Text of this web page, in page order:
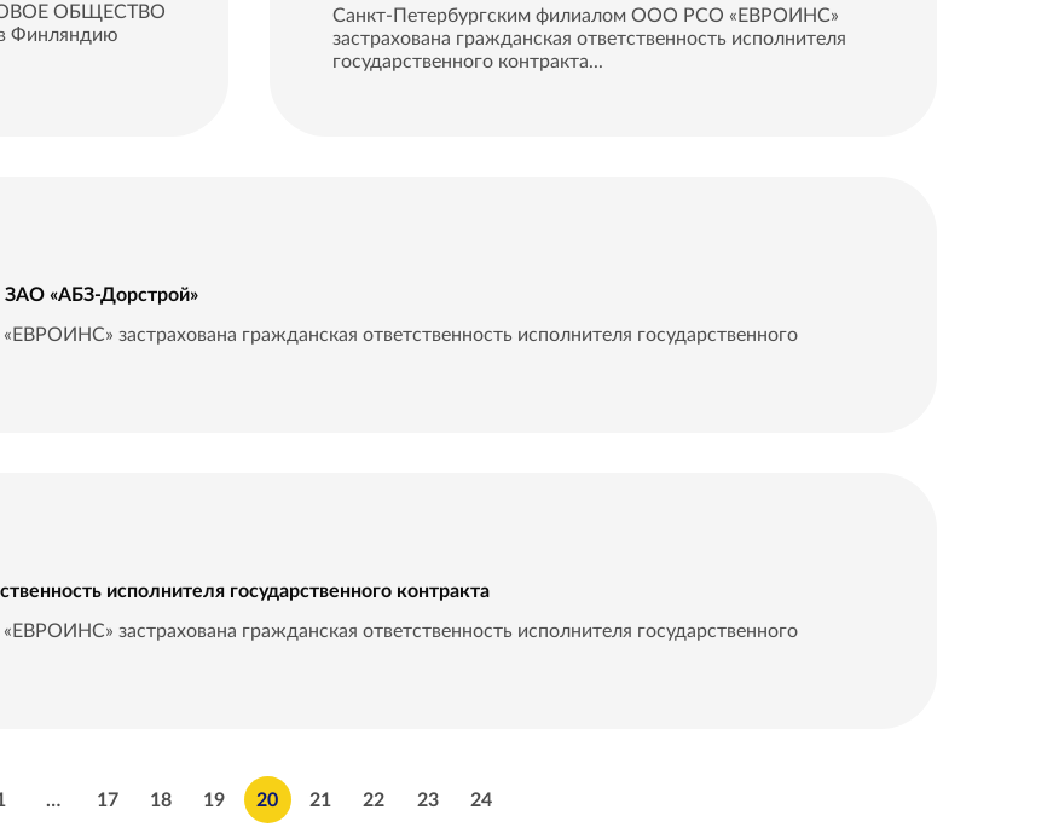
ОБЩЕСТВО
Финляндию
Санкт-Петербургским филиалом ООО РСО «ЕВРОИНС»
застрахована гражданская ответственность исполнителя
государственного контракта...
ЗАО «АБЗ-Дорстрой»
застрахована гражданская ответственность исполнителя государственного
исполнителя государственного контракта
застрахована гражданская ответственность исполнителя государственного
… 17 18 19 20 21 22 23 24